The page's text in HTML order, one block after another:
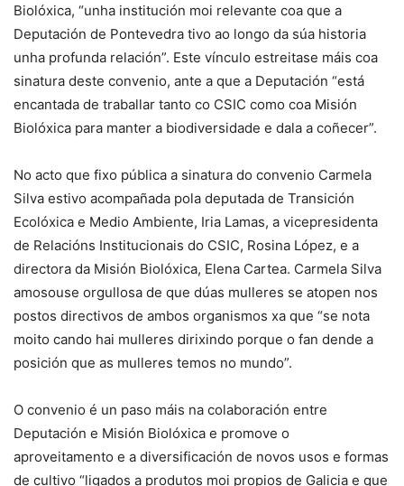
Biolóxica, “unha institución moi relevante coa que a
Deputación de Pontevedra tivo ao longo da súa historia
unha profunda relación”. Este vínculo estreitase máis coa
sinatura deste convenio, ante a que a Deputación “está
encantada de traballar tanto co CSIC como coa Misión
Biolóxica para manter a biodiversidade e dala a coñecer”.
No acto que fixo pública a sinatura do convenio Carmela
Silva estivo acompañada pola deputada de Transición
Ecolóxica e Medio Ambiente, Iria Lamas, a vicepresidenta
de Relacións Institucionais do CSIC, Rosina López, e a
directora da Misión Biolóxica, Elena Cartea. Carmela Silva
amosouse orgullosa de que dúas mulleres se atopen nos
postos directivos de ambos organismos xa que “se nota
moito cando hai mulleres dirixindo porque o fan dende a
posición que as mulleres temos no mundo”.
O convenio é un paso máis na colaboración entre
Deputación e Misión Biolóxica e promove o
aproveitamento e a diversificación de novos usos e formas
de cultivo “ligados a produtos moi propios de Galicia e que